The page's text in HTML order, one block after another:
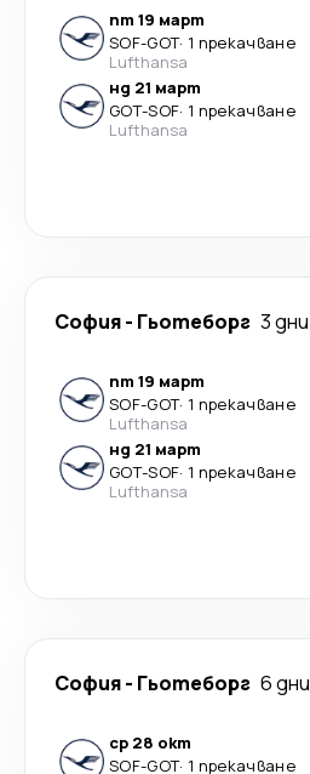
пт 19 март
SOF-GOT· 1 прекачване
Lufthansa
нд 21 март
GOT-SOF· 1 прекачване
Lufthansa
София- Гьотеборг 3 дни
пт 19 март
SOF-GOT· 1 прекачване
Lufthansa
нд 21 март
GOT-SOF· 1 прекачване
Lufthansa
София- Гьотеборг 6 дни
ср 28 окт
SOF-GOT· 1 прекачване